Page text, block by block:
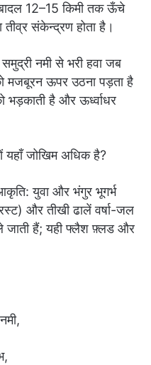
12–15 किमी तक ऊँचे
संकेन्द्रण होता है।
नमी से भरी हवा जब
मजबूरन ऊपर उठना पड़ता है
है और ऊर्ध्वाधर
यहाँ जोखिम अधिक है?
युवा और भंगुर भूगर्भ
और तीखी ढालें वर्षा-जल
जाती हैं; यही फ्लैश फ़्लड और